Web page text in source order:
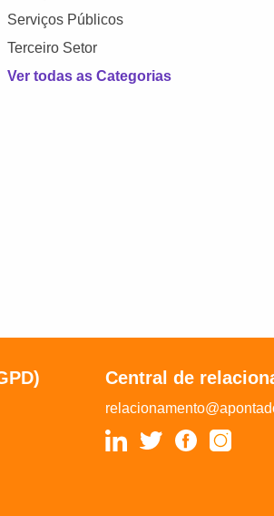
Serviços Públicos
Terceiro Setor
Ver todas as Categorias
Central de